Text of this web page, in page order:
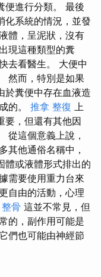
便進行分類。 最後
化系統的情況，並發
體，呈泥狀，沒有
現這種類型的糞
去看醫生。 大便中
然而，特別是如果
於糞便中存在血液造
的。 推拿 整復 上
要，但還有其他因
從這個意義上說，
其他通俗名稱中，
體或液體形式排出的
需要使用重力台來
自由的活動，心理
骨 這並不常見，但
的，副作用可能是
們也可能由神經節